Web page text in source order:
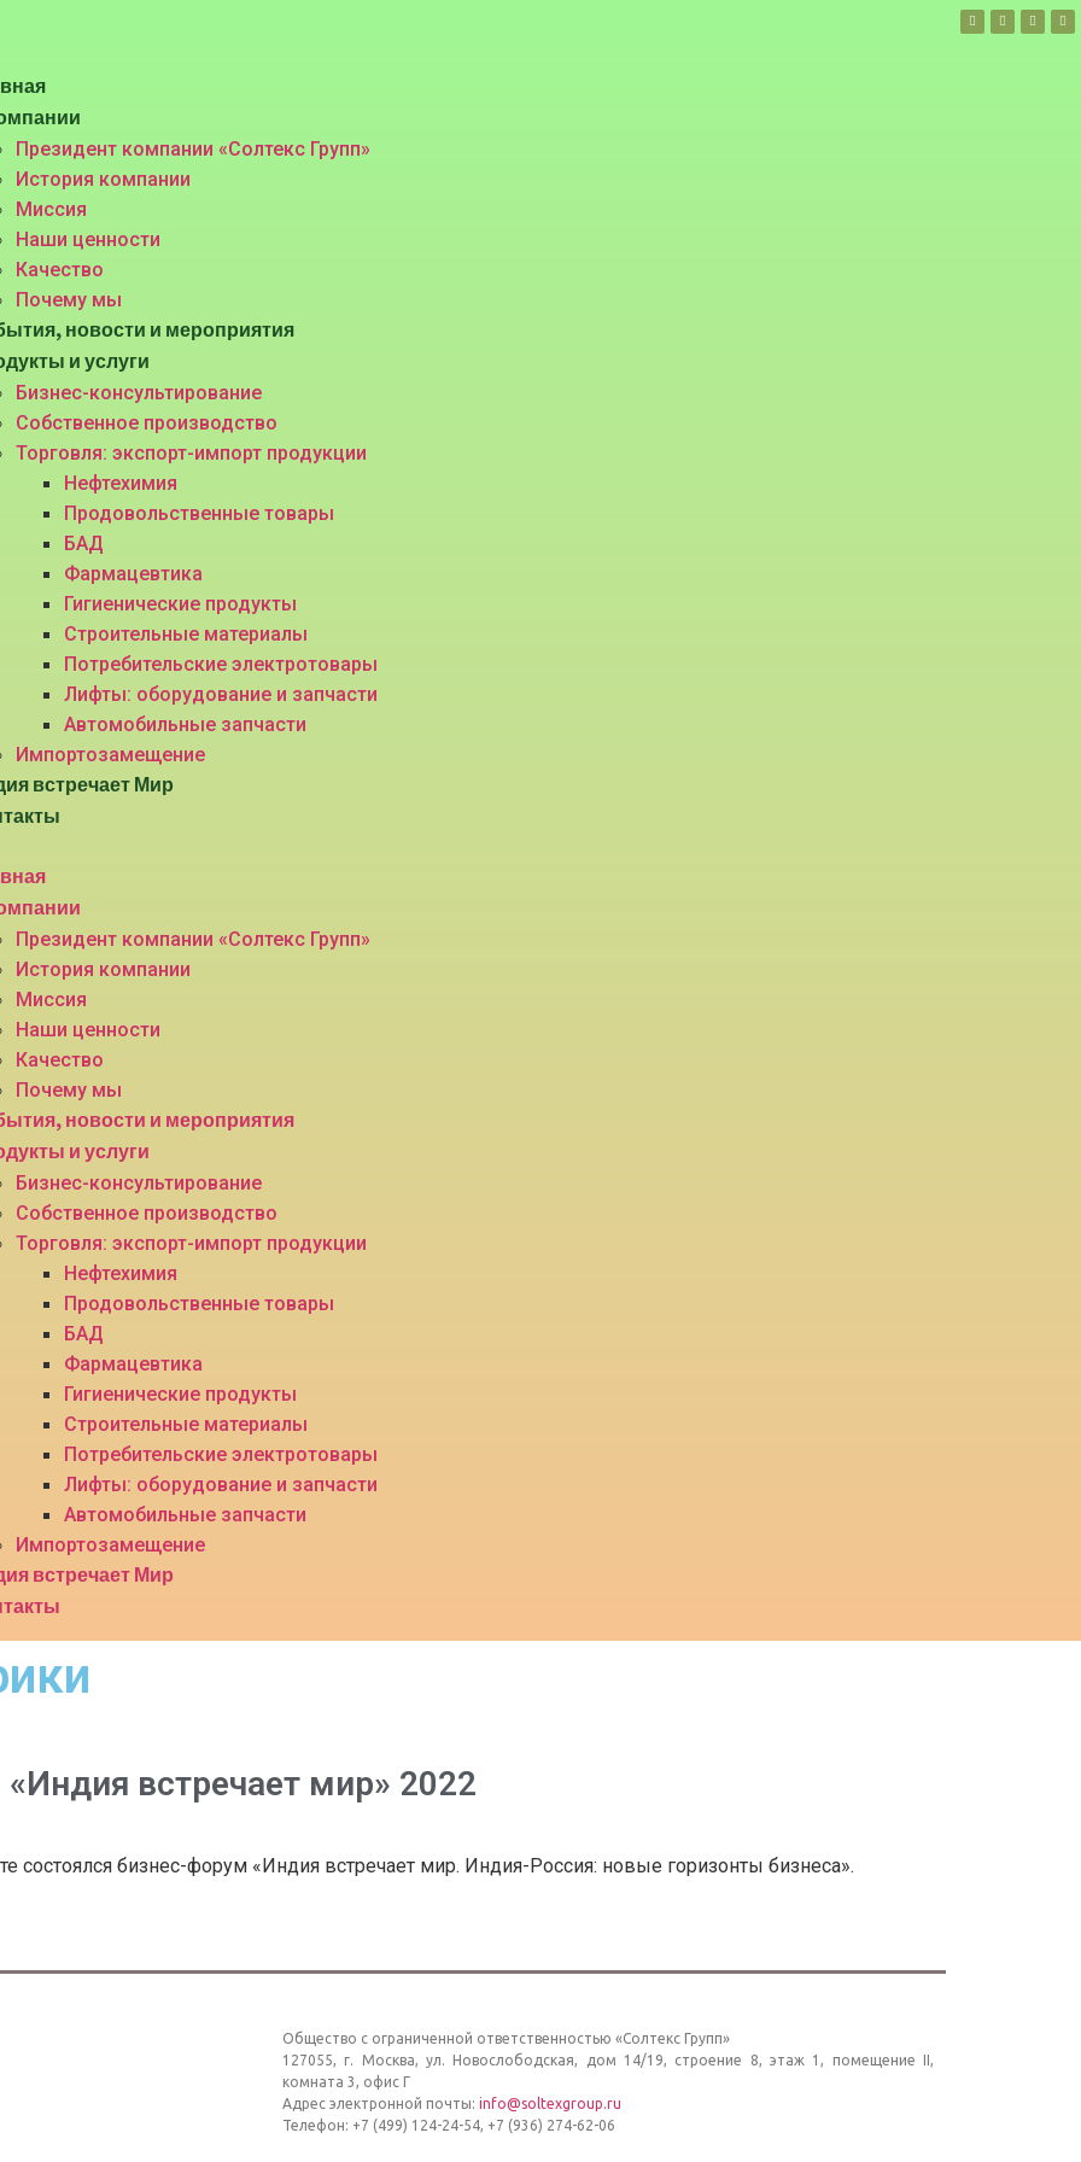
Президент компании «Солтекс Групп»
История компании
Миссия
Наши ценности
Качество
Почему мы
новости и мероприятия
и услуги
Бизнес-консультирование
Собственное производство
Торговля: экспорт-импорт продукции
Нефтехимия
Продовольственные товары
БАД
Фармацевтика
Гигиенические продукты
Строительные материалы
Потребительские электротовары
Лифты: оборудование и запчасти
Автомобильные запчасти
Импортозамещение
встречает Мир
Президент компании «Солтекс Групп»
История компании
Миссия
Наши ценности
Качество
Почему мы
новости и мероприятия
и услуги
Бизнес-консультирование
Собственное производство
Торговля: экспорт-импорт продукции
Нефтехимия
Продовольственные товары
БАД
Фармацевтика
Гигиенические продукты
Строительные материалы
Потребительские электротовары
Лифты: оборудование и запчасти
Автомобильные запчасти
Импортозамещение
встречает Мир
встречает мир» 2022
бизнес-форум «Индия встречает мир. Индия-Россия: новые горизонты бизнеса».
Общество с ограниченной ответственностью «Солтекс Групп»
127055, г. Москва, ул. Новослободская, дом 14/19, строение 8, этаж 1, помещение II,
комната 3, офис Г
Адрес электронной почты: info@soltexgroup.ru
Телефон: +7 (499) 124-24-54, +7 (936) 274-62-06